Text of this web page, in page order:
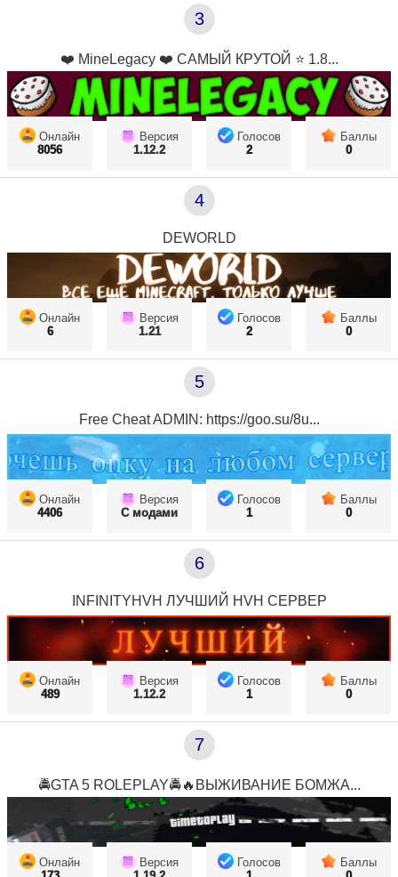
3
❤️ MineLegacy ❤️ САМЫЙ КРУТОЙ ⭐ 1.8...
Онлайн
8056
Версия
1.12.2
Голосов
2
Баллы
0
4
DEWORLD
Онлайн
6
Версия
1.21
Голосов
2
Баллы
0
5
Free Cheat ADMIN: https://goo.su/8u...
Онлайн
4406
Версия
С модами
Голосов
1
Баллы
0
6
INFINITYHVH ЛУЧШИЙ HVH СЕРВЕР
Онлайн
489
Версия
1.12.2
Голосов
1
Баллы
0
7
🚔GTA 5 ROLEPLAY🚔🔥ВЫЖИВАНИЕ БОМЖА...
Онлайн
Версия
Голосов
Баллы